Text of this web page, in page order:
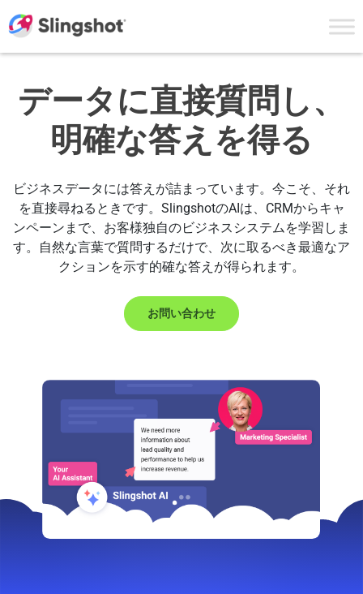
データに直接質問し、
明確な答えを得る
ビジネスデータには答えが詰まっています。今こそ、それ
を直接尋ねるときです。SlingshotのAIは、CRMからキャ
ンペーンまで、お客様独自のビジネスシステムを学習しま
す。自然な言葉で質問するだけで、次に取るべき最適なア
クションを示す的確な答えが得られます。
お問い合わせ